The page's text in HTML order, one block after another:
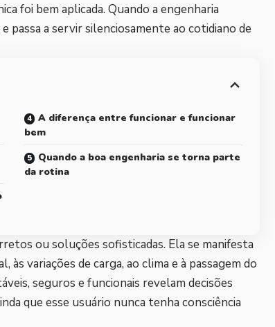
foi bem aplicada. Quando a engenharia
passa a servir silenciosamente ao cotidiano de
A diferença entre funcionar e funcionar
bem
Quando a boa engenharia se torna parte
da rotina
ou soluções sofisticadas. Ela se manifesta
variações de carga, ao clima e à passagem do
seguros e funcionais revelam decisões
que esse usuário nunca tenha consciência